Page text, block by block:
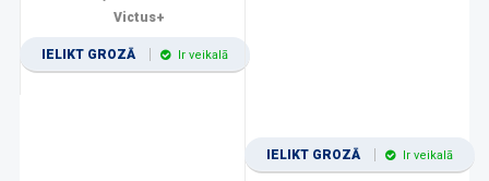
Victus+
IELIKT GROZĀ Ir veikalā
IELIKT GROZĀ Ir veikalā